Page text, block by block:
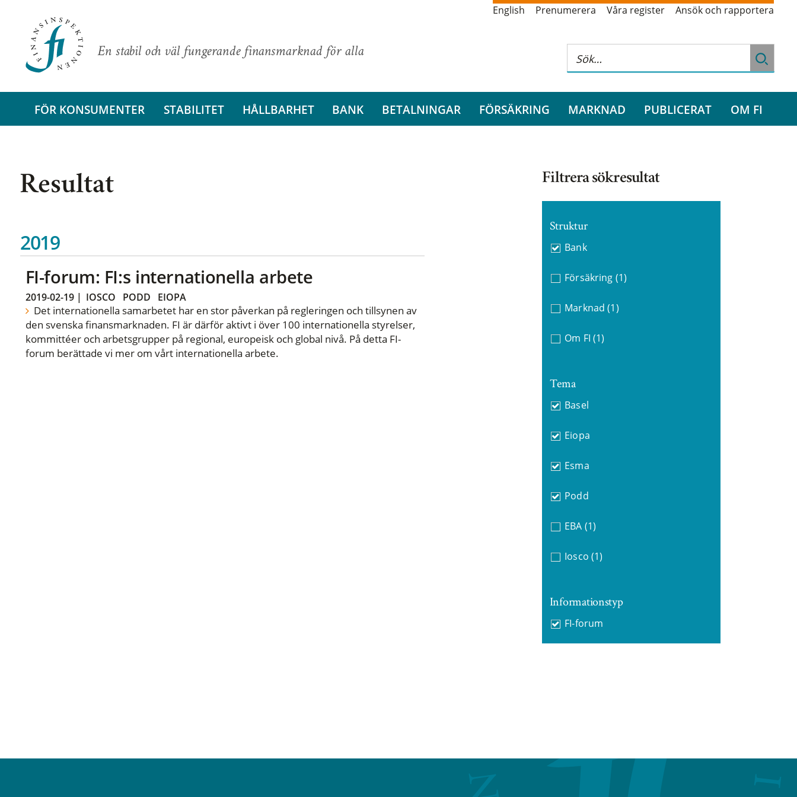
En stabil och väl fungerande finansmarknad för alla
English Prenumerera Våra register Ansök och rapportera
FÖR KONSUMENTER STABILITET HÅLLBARHET BANK BETALNINGAR FÖRSÄKRING MARKNAD PUBLICERAT OM FI
Resultat
2019
FI-forum: FI:s internationella arbete
2019-02-19| IOSCO PODD EIOPA
Det internationella samarbetet har en stor påverkan på regleringen och tillsynen av
den svenska finansmarknaden. FI är därför aktivt i över 100 internationella styrelser,
kommittéer och arbetsgrupper på regional, europeisk och global nivå. På detta FI-
forum berättade vi mer om vårt internationella arbete.
Filtrera sökresultat
Struktur
Bank
Försäkring (1)
Marknad (1)
Om FI (1)
Tema
Basel
Eiopa
Esma
Podd
EBA (1)
Iosco (1)
Informationstyp
FI-forum